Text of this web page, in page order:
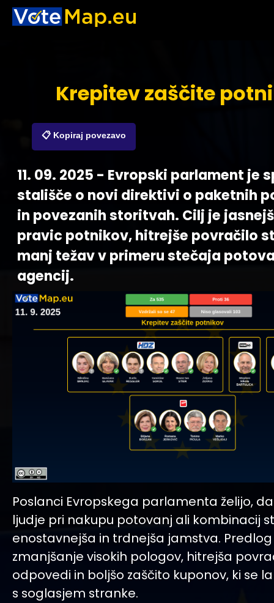
Krepitev zaščite
📋 Kopiraj povezavo
11. 09. 2025 - Evropski parlament je
stališče o novi direktivi o paketnih
in povezanih storitvah. Cilj je
pravic potnikov, hitrejše povračilo
manj težav v primeru stečaja
agencij.
Poslanci Evropskega parlamenta želijo,
ljudje pri nakupu potovanj ali kombinacij
enostavnejša in trdnejša jamstva.
zmanjšanje visokih pologov, hitrejša
odpovedi in boljšo zaščito kuponov, ki se
s soglasjem stranke.